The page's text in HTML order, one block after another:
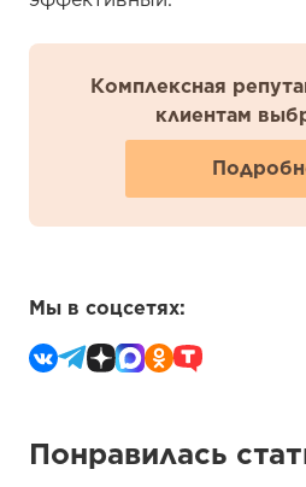
Комплексная
клиентам
Мы в соцсетях:
Понравилась